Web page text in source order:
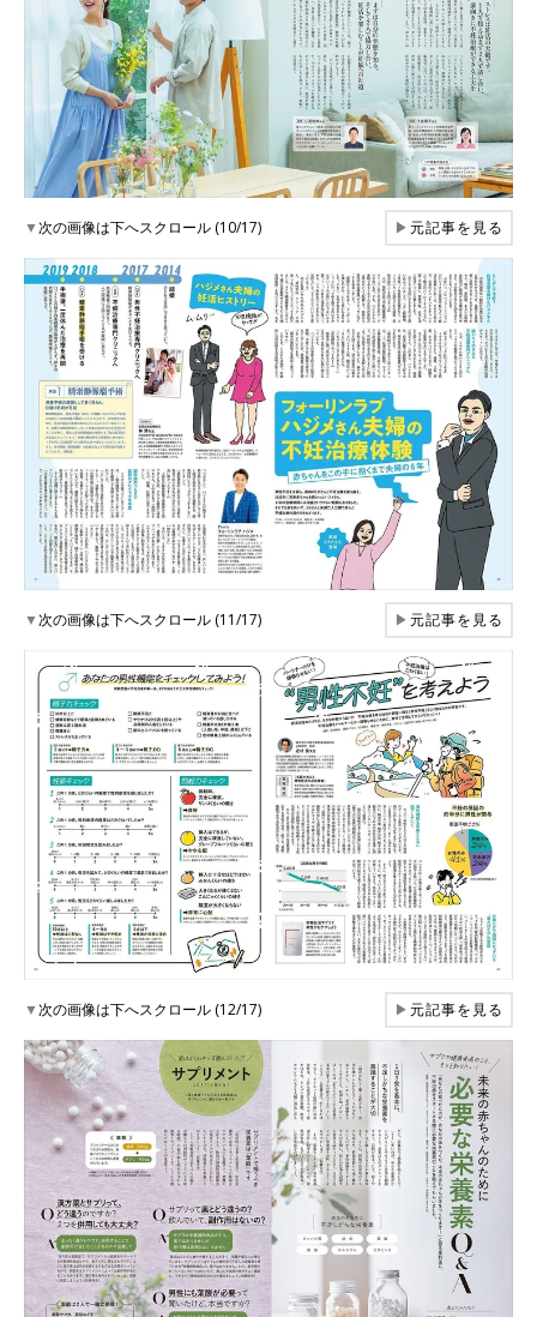
▼次の画像は下へスクロール (10/17) ▶元記事を見る
▼次の画像は下へスクロール (11/17) ▶元記事を見る
▼次の画像は下へスクロール (12/17) ▶元記事を見る